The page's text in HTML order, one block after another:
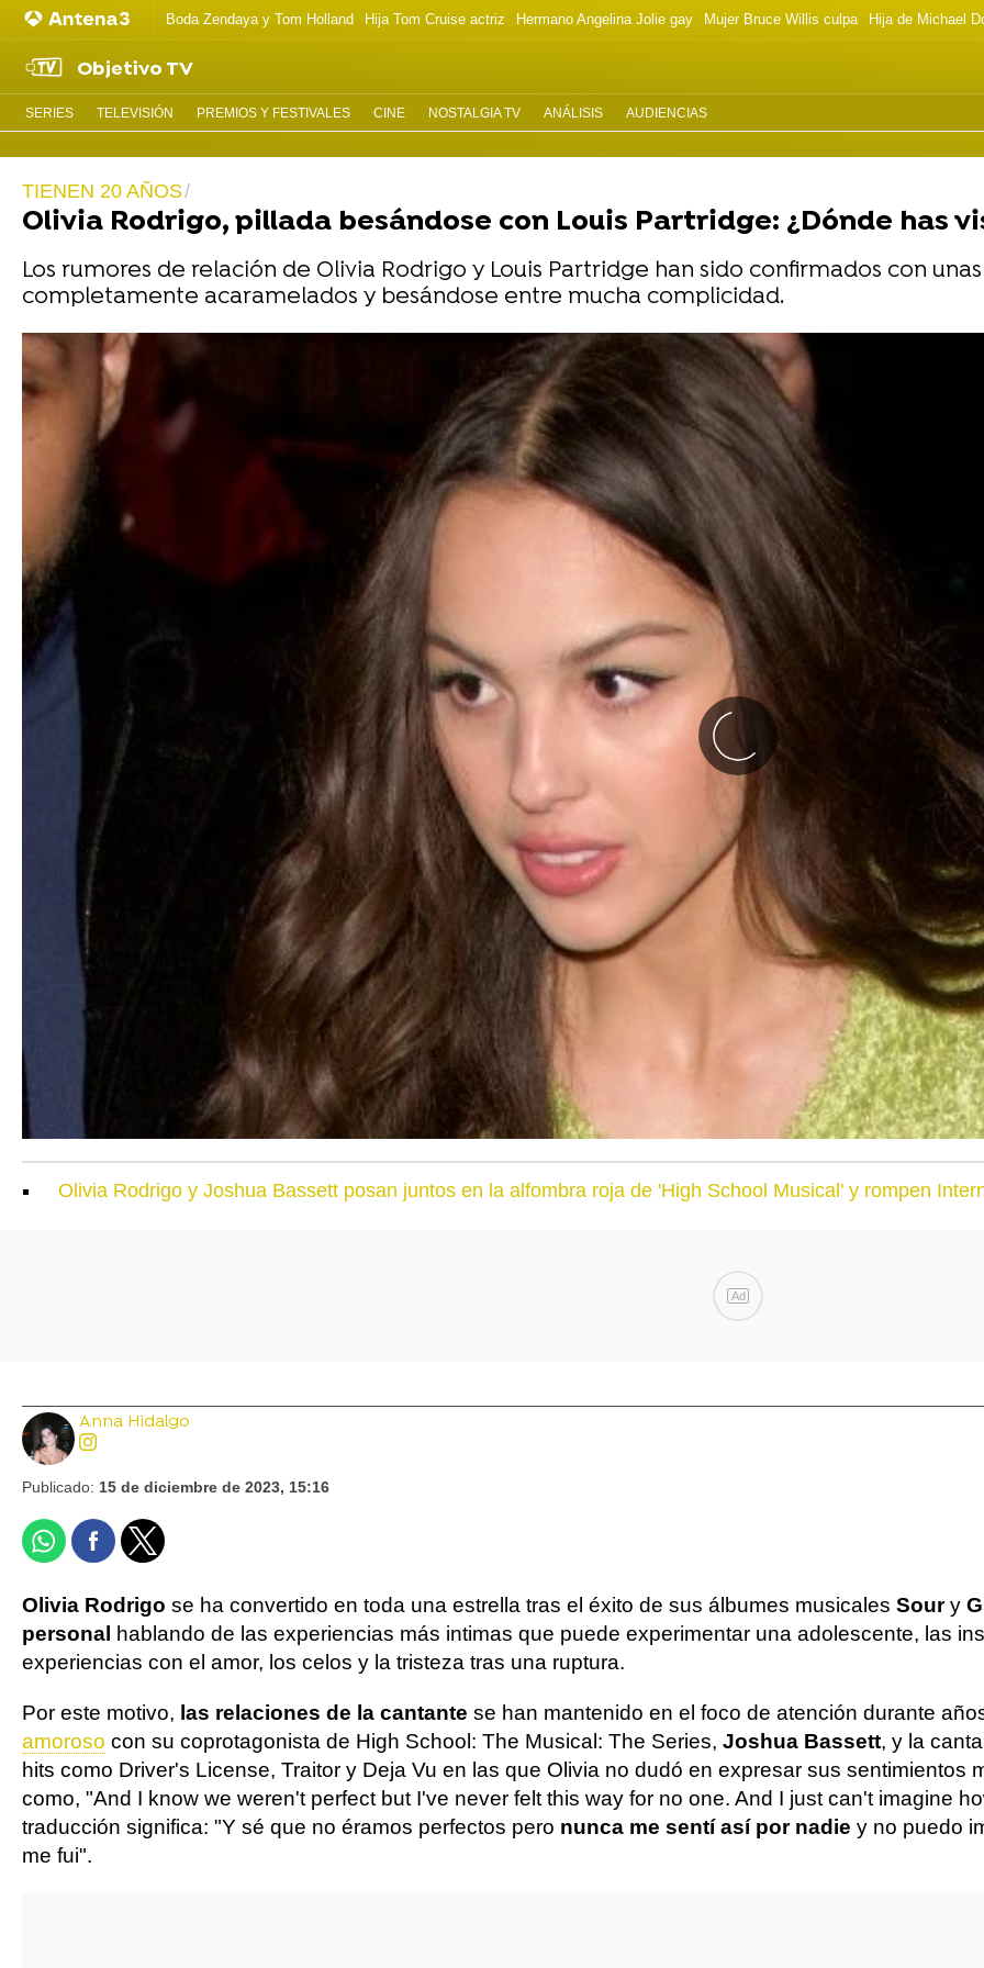
Boda Zendaya y Tom Holland Hija Tom Cruise actriz Hermano Angelina Jolie gay Mujer Bruce Willis culpa Hija de Michael
Objetivo TV
SERIES TELEVISIÓN PREMIOS Y FESTIVALES CINE NOSTALGIA TV ANÁLISIS AUDIENCIAS
TIENEN 20 AÑOS
Olivia Rodrigo, pillada besándose con Louis Partridge: ¿Dónde has
Los rumores de relación de Olivia Rodrigo y Louis Partridge han sido confirmados con
completamente acaramelados y besándose entre mucha complicidad.
Olivia Rodrigo y Joshua Bassett posan juntos en la alfombra roja de 'High School Musical' y rompen
Ad
Anna Hidalgo
Publicado: 15 de diciembre de 2023, 15:16
Olivia Rodrigo se ha convertido en toda una estrella tras el éxito de sus álbumes musicales Soury
personal hablando de las experiencias más intimas que puede experimentar una adolescente, las
experiencias con el amor, los celos y la tristeza tras una ruptura.
Por este motivo, las relaciones de la cantante se han mantenido en el foco de atención durante
amoroso con su coprotagonista de High School: The Musical: The Series, Joshua Bassett, y la
hits como Driver's License, Traitor y Deja Vu en las que Olivia no dudó en expresar sus
como, "And I know we weren't perfect but I've never felt this way for no one. And I just can't imagine
traducción significa: "Y sé que no éramos perfectos pero nunca me sentí así por nadie y no puedo
me fui".